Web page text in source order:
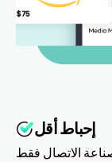
إحباط أقل
الاتصال فقط